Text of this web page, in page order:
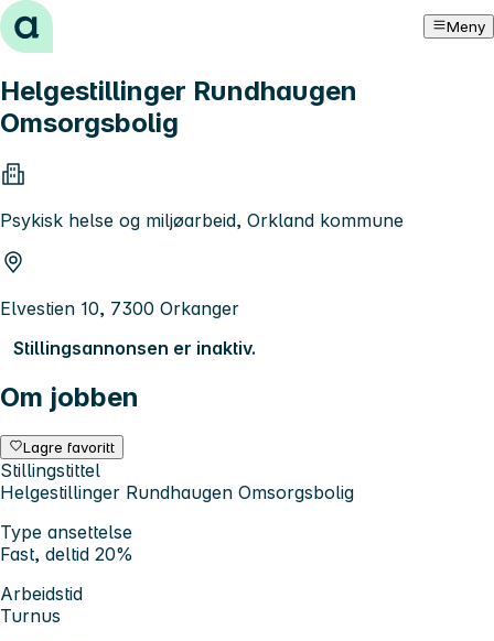
Hopp til innhold Meny
Helgestillinger Rundhaugen
Omsorgsbolig
Psykisk helse og miljøarbeid, Orkland kommune
Elvestien 10, 7300 Orkanger
Stillingsannonsen er inaktiv.
Om jobben
Lagre favoritt
Stillingstittel
Helgestillinger Rundhaugen Omsorgsbolig
Type ansettelse
Fast, deltid 20%
Arbeidstid
Turnus